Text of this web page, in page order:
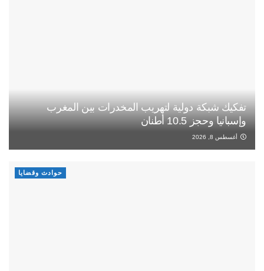
تفكيك شبكة دولية لتهريب المخدرات بين المغرب
وإسبانيا وحجز 10.5 أطنان
أغسطس 8, 2026
حوادث وقضايا